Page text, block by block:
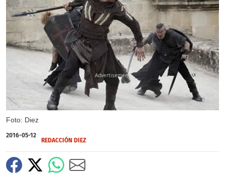
Foto: Diez
X
2016-05-12
REDACCIÓN DIEZ